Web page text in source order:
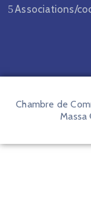
Associations/
Chambre de